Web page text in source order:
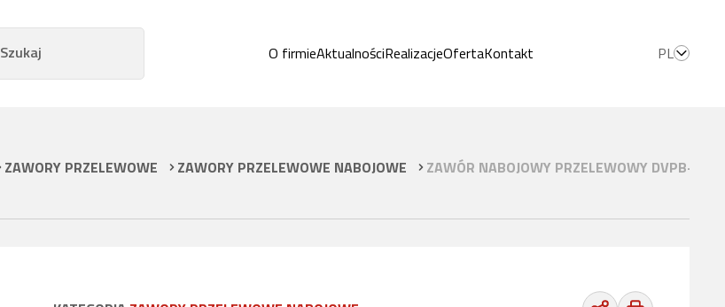
Szukaj O firmieAktualnościRealizacjeOfertaKontakt PL
ZAWORY PRZELEWOWE ZAWORY PRZELEWOWE NABOJOWE ZAWÓR NABOJOWY PRZELEWOWY DVPB-3